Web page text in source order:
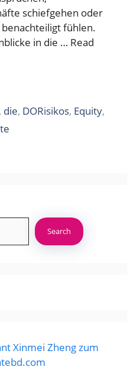
schiefgehen oder
fühlen.
in die … Read
, die, DORisikos, Equity,
Search
Xinmei Zheng zum